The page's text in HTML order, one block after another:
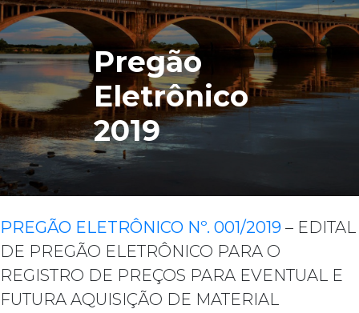
Pregão
Eletrônico
2019
PREGÃO ELETRÔNICO Nº. 001/2019 – EDITAL
DE PREGÃO ELETRÔNICO PARA O
REGISTRO DE PREÇOS PARA EVENTUAL E
FUTURA AQUISIÇÃO DE MATERIAL